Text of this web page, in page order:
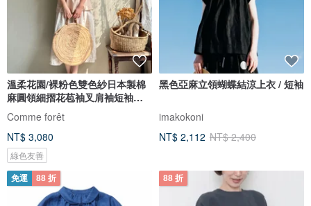
溫柔花園/裸粉色雙色紗日本製棉
麻圓領細摺花苞袖叉肩袖短袖上
衣
Comme forêt
NT$ 3,080
綠色友善
黑色亞麻立領蝴蝶結涼上衣 / 短袖
imakokoni
NT$ 2,112 NT$ 2,400
免運 88 折 88 折